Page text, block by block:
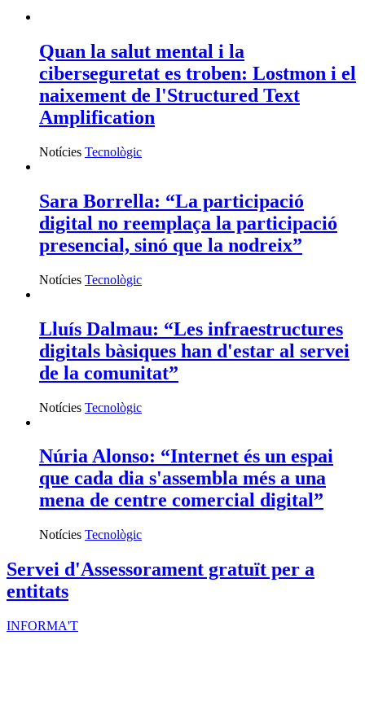
Quan la salut mental i la
ciberseguretat es troben: Lostmon i el
naixement de l'Structured Text
Amplification
Notícies Tecnològic
Sara Borrella: “La participació
digital no reemplaça la participació
presencial, sinó que la nodreix”
Notícies Tecnològic
Lluís Dalmau: “Les infraestructures
digitals bàsiques han d'estar al servei
de la comunitat”
Notícies Tecnològic
Núria Alonso: “Internet és un espai
que cada dia s'assembla més a una
mena de centre comercial digital”
Notícies Tecnològic
Servei d'Assessorament gratuït per a
entitats
INFORMA'T